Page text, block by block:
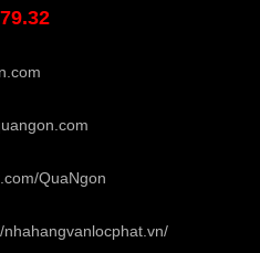
QuaNgon
nhahangvanlocphat.vn/